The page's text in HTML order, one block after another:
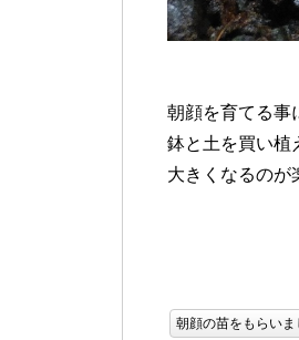
朝顔を育てる事
鉢と土を買い植
大きくなるのが
M
朝顔の苗をもらいま